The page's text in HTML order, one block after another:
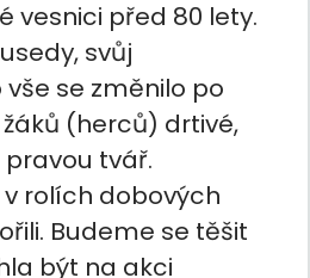
vesnici před 80 lety.
svůj
se změnilo po
(herců) drtivé,
tvář.
rolích dobových
Budeme se těšit
být na akci